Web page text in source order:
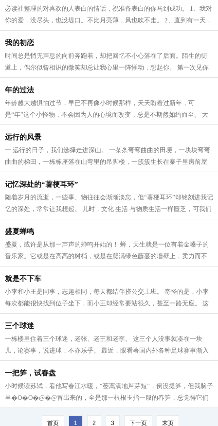
必读社整理的对喜欢的人表白的情话，祝准备表白的你马到成功。 1、我对
你的爱，没尽头，也没堤口。不比月亮薄，风也吹不走。 2、直到有一天，
遇见你，我才知道寻找的所有含义。...
我的初恋
时间总是悄无声息的向前奔跑着，却把回忆不小心落在了后面。陌生的街
道上，偶尔似曾相识的微笑却总让我心里一阵悸动，想起你。 第一次见你
是高中刚入学那会儿。彼此陌生的同学...
年的过法
年龄越大越惧怕过节，早已不再像小时候那样，天天盼着过新年，可
是“年”这个小怪物，不会因为人的心境而改变，总是不期然如约而至。 大
年下，除了去婆婆家守岁，回娘家团聚，...
远行的风景
一 远行的日子，我们选择走进深山。 一条条弯弯曲曲的田埂，一块块弯弯
曲曲的梯田，一栋栋座落在山弯里的吊脚楼，一簇簇生长在寨子里房前屋
后的翠竹，把莽莽大山点缀成了一幅...
记忆深处的“薯梗耳环”
随着岁月的流逝，一些事、物往往会渐渐淡忘，但“薯梗耳环”却铭刻进我记
忆的深处，常常让我想起。 儿时，文化 生活 与物质生活一样匮乏，可我们
不甘心，变着法子找乐趣。特别...
盛夏蝉鸣
盛夏，或许是从那一声声的蝉鸣开始的！ 蝉，天生就是一位有着金嗓子的
音乐家。它或是在高高的树梢，或是在爬满绿色藤蔓的墙壁上，卖力而不
知疲倦地、无忧无虑地哼唱着乐曲，有...
就是不下车
小李和小王是同事，志趣相同，每天都结伴挤公交上班。 奇怪的是，小李
每次都能很快找到位子坐下，而小王却经常要站很久，甚至一路无座。 这
天，公交车刚过一站，小李就找到了...
三个球迷
一栋楼里住着三个球迷，老张、老王和老李。 这三个人没事就凑在一块
儿，论赛事，说进球，不亦乐乎。 最近，眼看著国内外各种足球赛事渐入
高潮，仨人也更加兴奋起来，每天晚上...
一把笋，试春盘
小时候读苏轼，看他写春江水暖，“蒌蒿满地芦芽短”，倒没提笋，但我脑子
里�O�O�@�@冒出来的，全是那一根根玉指一般的春笋，总觉得它们
是一众春生蔬菜中最好看的，宝塔尖儿...
首页 1 2 3 下一页 末页